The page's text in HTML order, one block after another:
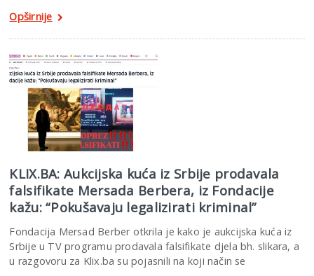
Opširnije
KLIX.BA: Aukcijska kuća iz Srbije prodavala
falsifikate Mersada Berbera, iz Fondacije
kažu: “Pokušavaju legalizirati kriminal”
Fondacija Mersad Berber otkrila je kako je aukcijska kuća iz
Srbije u TV programu prodavala falsifikate djela bh. slikara, a
u razgovoru za Klix.ba su pojasnili na koji način se